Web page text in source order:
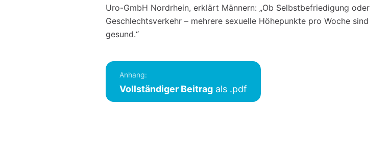
Uro-GmbH Nordrhein, erklärt Männern: „Ob Selbstbefriedigung oder
Geschlechtsverkehr – mehrere sexuelle Höhepunkte pro Woche sind
gesund.“
Anhang:
Vollständiger Beitrag als .pdf